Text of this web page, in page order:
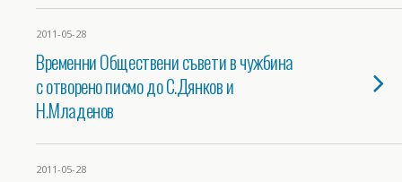
2011-05-28
Временни Обществени съвети в чужбина
с отворено писмо до С.Дянков и
Н.Младенов
2011-05-28